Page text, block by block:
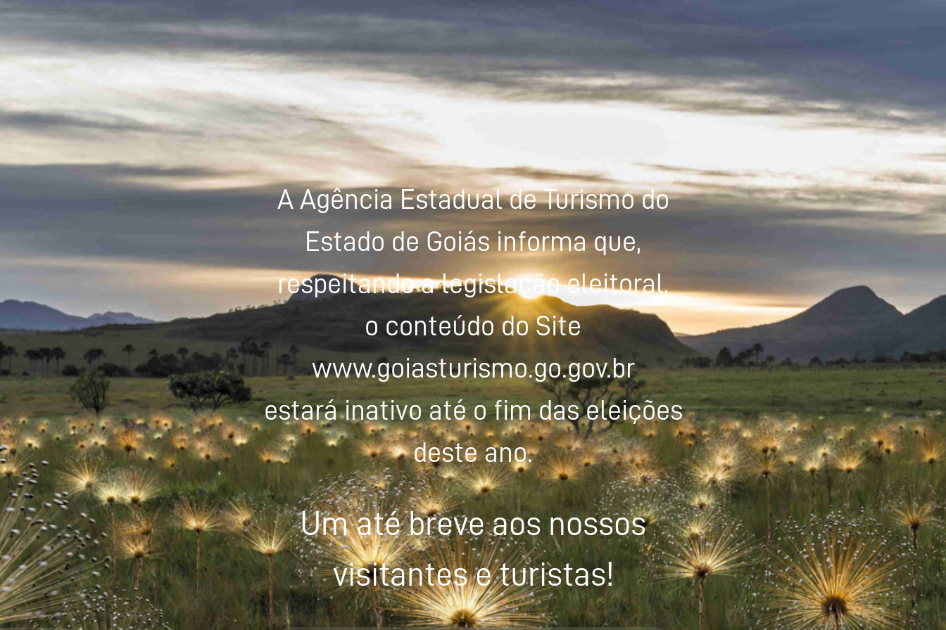
A Agência Estadual de Turismo do
Estado de Goiás informa que,
respeitando a legislação eleitoral,
o conteúdo do Site
www.goiasturismo.go.gov.br
estará inativo até o fim das eleições
deste ano.
Um até breve aos nossos
visitantes e turistas!